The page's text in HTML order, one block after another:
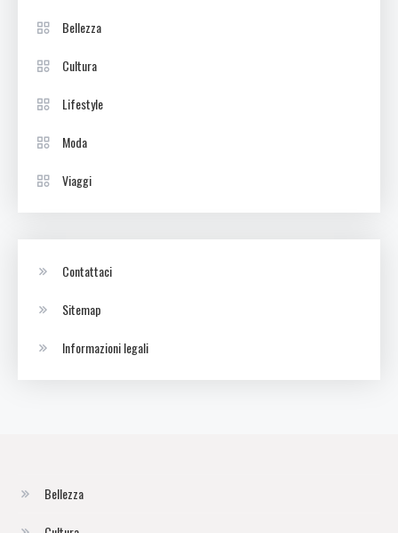
Bellezza
Cultura
Lifestyle
Moda
Viaggi
Contattaci
Sitemap
Informazioni legali
Bellezza